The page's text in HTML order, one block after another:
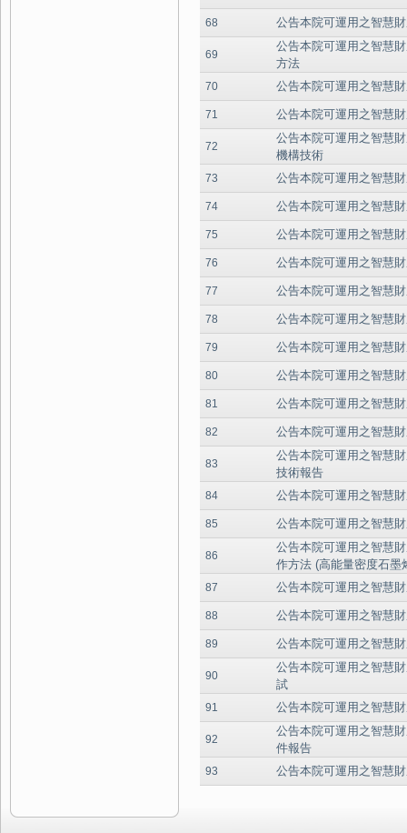
68 公告本院可運用之智慧
69
公告本院可運用之智慧
方法
70 公告本院可運用之智慧
71 公告本院可運用之智慧
72
公告本院可運用之智慧
機構技術
73 公告本院可運用之智慧
74 公告本院可運用之智慧
75 公告本院可運用之智慧
76 公告本院可運用之智慧
77 公告本院可運用之智慧
78 公告本院可運用之智慧
79 公告本院可運用之智慧
80 公告本院可運用之智慧
81 公告本院可運用之智慧
82 公告本院可運用之智慧
83
公告本院可運用之智慧
技術報告
84 公告本院可運用之智慧
85 公告本院可運用之智慧
86
公告本院可運用之智慧
作方法 (高能量密度石墨
87 公告本院可運用之智慧
88 公告本院可運用之智慧
89 公告本院可運用之智慧
90
公告本院可運用之智慧
試
91 公告本院可運用之智慧
92
公告本院可運用之智慧
件報告
93 公告本院可運用之智慧